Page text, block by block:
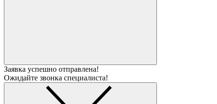
Заявка успешно отправлена!
Ожидайте звонка специалиста!